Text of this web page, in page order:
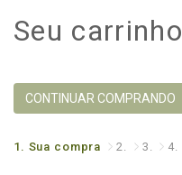
Seu carrinho
CONTINUAR COMPRANDO
1. Sua compra 2. 3. 4.